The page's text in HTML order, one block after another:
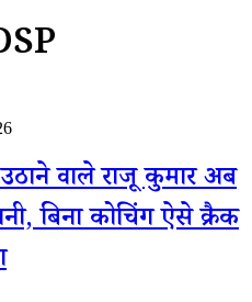
वाले राजू कुमार अब
बिना कोचिंग ऐसे क्रैक